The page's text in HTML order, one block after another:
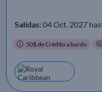
Salidas: 04 Oct. 2027
50$ de Crédito a bordo